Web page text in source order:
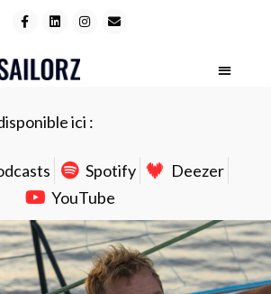
ici :
Spotify
Deezer
YouTube